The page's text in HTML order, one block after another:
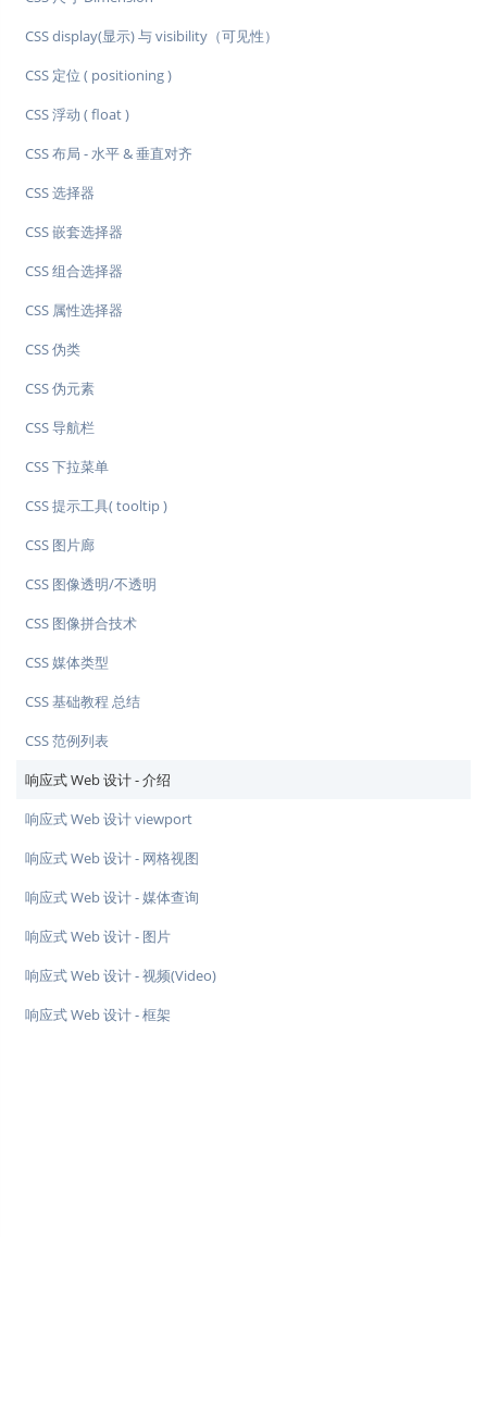
CSS display(显示) 与 visibility（可见性）
CSS 定位 ( positioning )
CSS 浮动 ( float )
CSS 布局 - 水平 & 垂直对齐
CSS 选择器
CSS 嵌套选择器
CSS 组合选择器
CSS 属性选择器
CSS 伪类
CSS 伪元素
CSS 导航栏
CSS 下拉菜单
CSS 提示工具( tooltip )
CSS 图片廊
CSS 图像透明/不透明
CSS 图像拼合技术
CSS 媒体类型
CSS 基础教程 总结
CSS 范例列表
响应式 Web 设计 - 介绍
响应式 Web 设计 viewport
响应式 Web 设计 - 网格视图
响应式 Web 设计 - 媒体查询
响应式 Web 设计 - 图片
响应式 Web 设计 - 视频(Video)
响应式 Web 设计 - 框架